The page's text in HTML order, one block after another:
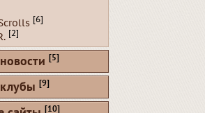
[6]
[2]
[5]
[9]
[10]